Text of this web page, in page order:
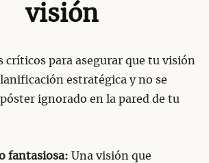
visión
críticos para asegurar que tu visión
estratégica y no se
ignorado en la pared de tu
fantasiosa: Una visión que